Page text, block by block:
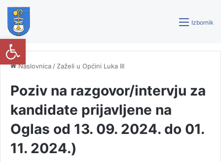
Izbornik
Naslovnica / Zaželi u Općini Luka III
Poziv na razgovor/intervju za
kandidate prijavljene na
Oglas od 13. 09. 2024. do 01.
11. 2024.)
Open toolbar